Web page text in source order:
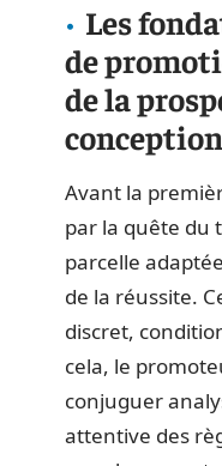
Les
de
de la
conception
Avant la
par la quête du
parcelle
de la réussite.
discret,
cela, le
conjuguer
attentive des